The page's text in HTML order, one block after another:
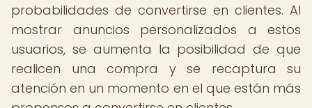
probabilidades de convertirse en clientes. Al
mostrar anuncios personalizados a estos
usuarios, se aumenta la posibilidad de que
realicen una compra y se recaptura su
atención en un momento en el que están más